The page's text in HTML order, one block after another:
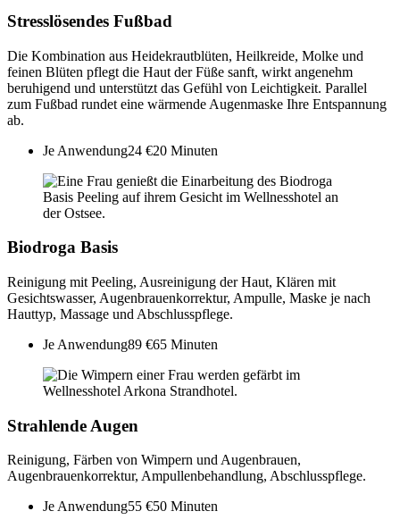
Stresslösendes Fußbad
Die Kombination aus Heidekrautblüten, Heilkreide, Molke und
feinen Blüten pflegt die Haut der Füße sanft, wirkt angenehm
beruhigend und unterstützt das Gefühl von Leichtigkeit. Parallel
zum Fußbad rundet eine wärmende Augenmaske Ihre Entspannung
ab.
Je Anwendung24 €20 Minuten
Biodroga Basis
Reinigung mit Peeling, Ausreinigung der Haut, Klären mit
Gesichtswasser, Augenbrauenkorrektur, Ampulle, Maske je nach
Hauttyp, Massage und Abschlusspflege.
Je Anwendung89 €65 Minuten
Strahlende Augen
Reinigung, Färben von Wimpern und Augenbrauen,
Augenbrauenkorrektur, Ampullenbehandlung, Abschlusspflege.
Je Anwendung55 €50 Minuten